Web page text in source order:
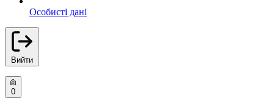
Особисті дані
Вийти
0